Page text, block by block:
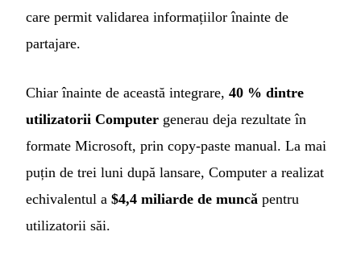
care permit validarea informațiilor înainte de
partajare.
Chiar înainte de această integrare, 40 % dintre
utilizatorii Computer generau deja rezultate în
formate Microsoft, prin copy-paste manual. La mai
puțin de trei luni după lansare, Computer a realizat
echivalentul a $4,4 miliarde de muncă pentru
utilizatorii săi.